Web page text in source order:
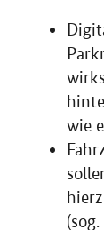
wie